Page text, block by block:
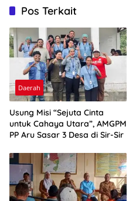
Pos Terkait
Daerah
Usung Misi “Sejuta Cinta
untuk Cahaya Utara”, AMGPM
PP Aru Sasar 3 Desa di Sir-Sir